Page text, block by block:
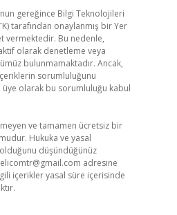
gereğince Bilgi Teknolojileri
tarafından onaylanmış bir Yer
vermektedir. Bu nedenle,
olarak denetleme veya
bulunmamaktadır. Ancak,
sorumluluğunu
üye olarak bu sorumluluğu kabul
ve tamamen ücretsiz bir
Hukuka ve yasal
düşündüğünüz
adresine
içerikler yasal süre içerisinde